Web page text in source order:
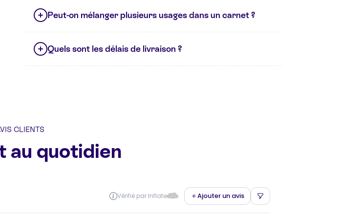
Peut-on mélanger plusieurs usages dans un carnet ?
Quels sont les délais de livraison ?
CLIENTS
au quotidien
Vérifié par Inflate Ajouter un avis